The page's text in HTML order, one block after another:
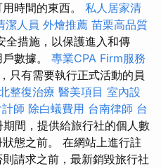
時間的東西。 私人居家清
潔人員 外燴推薦 苗栗高品質
全措施，以保護進入和傳
數據。 專業CPA Firm服務
只有需要執行正式活動的員
整復治療 醫美項目 室內設
師 除白蟻費用 台南律師 台
期間，提供給旅行社的個人數
態之前。 在網站上進行註
請求之前，最新銷毀旅行社